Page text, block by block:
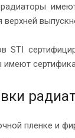
STI
пленке и